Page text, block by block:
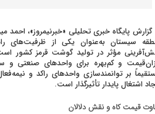
گزارش پایگاه خبری تحلیلی «خبرنیمروز»، احمد
سیستان به‌عنوان یکی از ظرفیت‌های
مؤثر در تولید گوشت قرمز کشور
و کم‌بهره برای واحدهای صنعتی و
بر توانمندسازی واحدهای راکد و
اشتغال پایدار تأثیرگذار است.
قیمت کاه و نقش دلالان